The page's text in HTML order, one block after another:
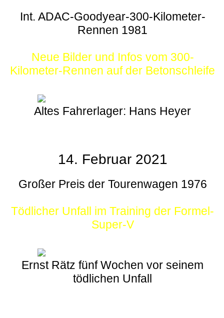
Int. ADAC-Goodyear-300-Kilometer-
Rennen 1981
Neue Bilder und Infos vom 300-
Kilometer-Rennen auf der Betonschleife
Altes Fahrerlager: Hans Heyer
14. Februar 2021
Großer Preis der Tourenwagen 1976
Tödlicher Unfall im Training der Formel-
Super-V
Ernst Rätz fünf Wochen vor seinem
tödlichen Unfall